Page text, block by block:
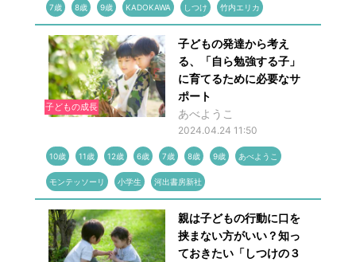
7歳 8歳 9歳 KADOKAWA しつけ 竹内エリカ
子どもの成長
子どもの発達から考え
る、「自ら勉強する子」
に育てるために必要なサ
ポート
あべようこ
2024.04.24 11:50
10歳 11歳 12歳 6歳 7歳 8歳 9歳 あべようこ
モンテッソーリ 小学生 河出書房新社
親は子どもの行動に口を
挟まない方がいい？知っ
ておきたい「しつけの３